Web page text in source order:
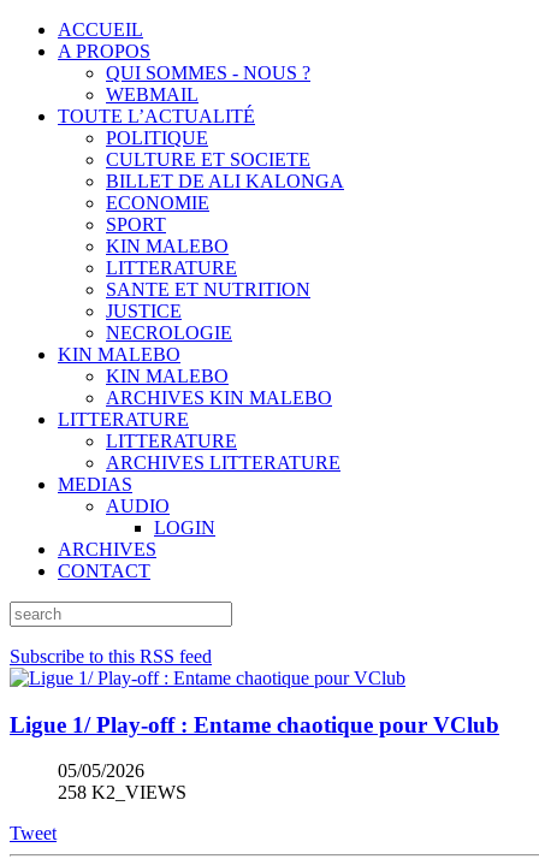
ACCUEIL
A PROPOS
QUI SOMMES - NOUS ?
WEBMAIL
TOUTE L’ACTUALITÉ
POLITIQUE
CULTURE ET SOCIETE
BILLET DE ALI KALONGA
ECONOMIE
SPORT
KIN MALEBO
LITTERATURE
SANTE ET NUTRITION
JUSTICE
NECROLOGIE
KIN MALEBO
KIN MALEBO
ARCHIVES KIN MALEBO
LITTERATURE
LITTERATURE
ARCHIVES LITTERATURE
MEDIAS
AUDIO
LOGIN
ARCHIVES
CONTACT
Subscribe to this RSS feed
Ligue 1/ Play-off : Entame chaotique pour VClub
05/05/2026
258 K2_VIEWS
Tweet